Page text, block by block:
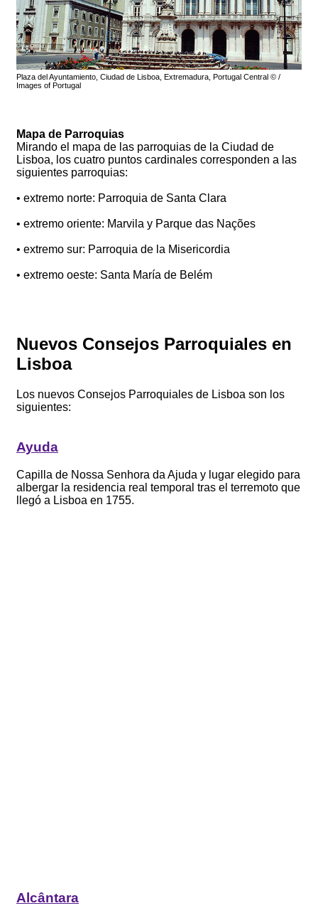
Plaza del Ayuntamiento, Ciudad de Lisboa, Extremadura, Portugal Central © /
Images of Portugal
Mapa de Parroquias
Mirando el mapa de las parroquias de la Ciudad de
Lisboa, los cuatro puntos cardinales corresponden a las
siguientes parroquias:
• extremo norte: Parroquia de Santa Clara
• extremo oriente: Marvila y Parque das Nações
• extremo sur: Parroquia de la Misericordia
• extremo oeste: Santa María de Belém
Nuevos Consejos Parroquiales en
Lisboa
Los nuevos Consejos Parroquiales de Lisboa son los
siguientes:
Ayuda
Capilla de Nossa Senhora da Ajuda y lugar elegido para
albergar la residencia real temporal tras el terremoto que
llegó a Lisboa en 1755.
Alcântara